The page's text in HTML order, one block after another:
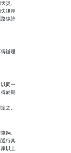
災、
後即
路線許
辦理
以同一
於期
之。
輛、
通行其
家以上